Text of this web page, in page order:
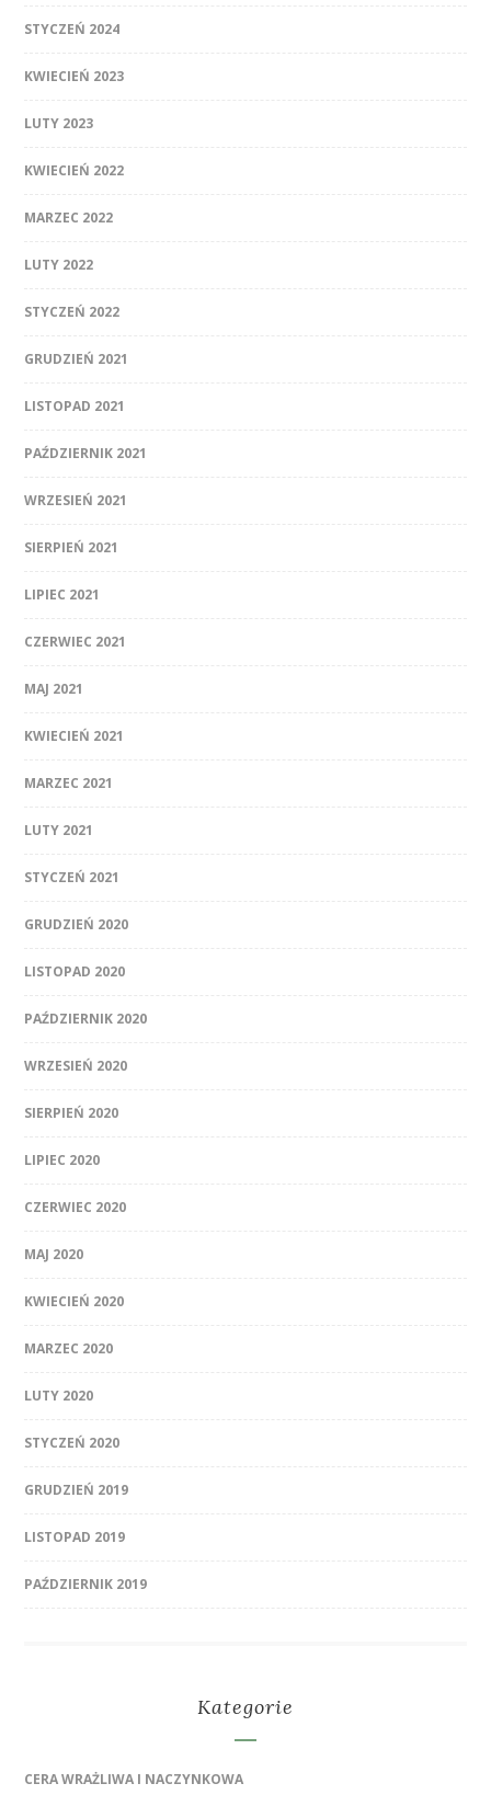
STYCZEŃ 2024
KWIECIEŃ 2023
LUTY 2023
KWIECIEŃ 2022
MARZEC 2022
LUTY 2022
STYCZEŃ 2022
GRUDZIEŃ 2021
LISTOPAD 2021
PAŹDZIERNIK 2021
WRZESIEŃ 2021
SIERPIEŃ 2021
LIPIEC 2021
CZERWIEC 2021
MAJ 2021
KWIECIEŃ 2021
MARZEC 2021
LUTY 2021
STYCZEŃ 2021
GRUDZIEŃ 2020
LISTOPAD 2020
PAŹDZIERNIK 2020
WRZESIEŃ 2020
SIERPIEŃ 2020
LIPIEC 2020
CZERWIEC 2020
MAJ 2020
KWIECIEŃ 2020
MARZEC 2020
LUTY 2020
STYCZEŃ 2020
GRUDZIEŃ 2019
LISTOPAD 2019
PAŹDZIERNIK 2019
Kategorie
CERA WRAŻLIWA I NACZYNKOWA